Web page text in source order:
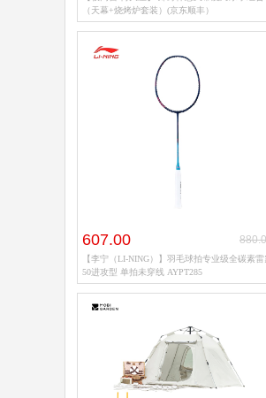
（天幕+烧烤炉套装）(京东顺丰）
607.00
【李宁（LI-NING）】羽毛球拍专业级全碳素雷
50进攻型 单拍未穿线 AYPT285